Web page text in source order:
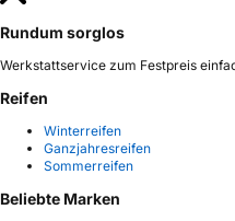
Rundum sorglos
Werkstattservice zum Festpreis
Reifen
Winterreifen
Ganzjahresreifen
Sommerreifen
Beliebte Marken